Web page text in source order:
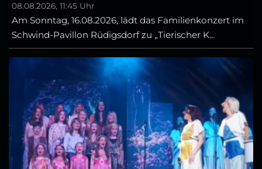
08.08.2026, 11:45 Uhr
Am Sonntag, 16.08.2026, lädt das Familienkonzert im
Schwind-Pavillon Rüdigsdorf zu „Tierischer K...